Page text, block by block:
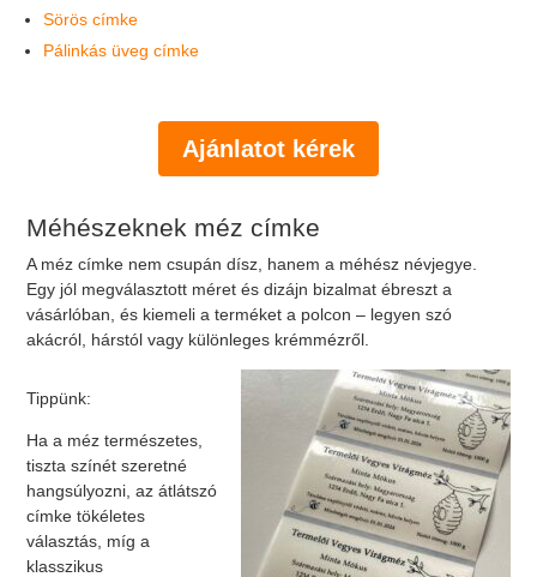
Sörös címke
Pálinkás üveg címke
Ajánlatot kérek
Méhészeknek méz címke
A méz címke nem csupán dísz, hanem a méhész névjegye.
Egy jól megválasztott méret és dizájn bizalmat ébreszt a
vásárlóban, és kiemeli a terméket a polcon – legyen szó
akácról, hárstól vagy különleges krémmézről.
Tippünk:
Ha a méz természetes,
tiszta színét szeretné
hangsúlyozni, az átlátszó
címke tökéletes
választás, míg a
klasszikus